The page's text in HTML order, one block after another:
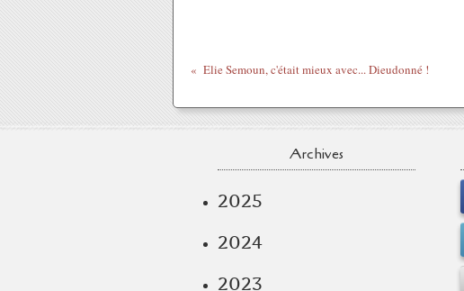
Elie Semoun, c'était mieux avec... Dieudonné !
Archives
2025
2024
2023